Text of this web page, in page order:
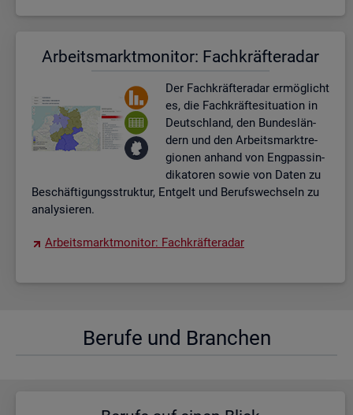
Ar­beits­markt­mo­ni­tor: Fach­kräf­te­ra­dar
Der Fach­kräf­te­ra­dar er­mög­licht
es, die Fach­kräf­te­si­tua­ti­on in
Deutsch­land, den Bun­des­län­
dern und den Ar­beits­markt­re­
gio­nen an­hand von Eng­pas­sin­
di­ka­to­ren sowie von Daten zu
Be­schäf­ti­gungs­struk­tur, Ent­gelt und Be­rufs­wech­seln zu
ana­ly­sie­ren.
Ar­beits­markt­mo­ni­tor: Fach­kräf­te­ra­dar
Be­ru­fe und Bran­chen